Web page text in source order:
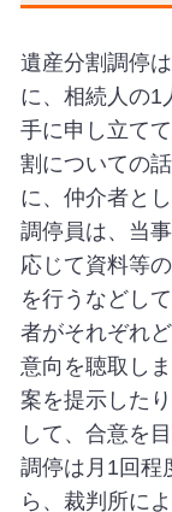
遺産分割調停
に、相続人の1
手に申し立て
割についての
に、仲介者と
調停員は、当
応じて資料等
を行うなどし
者がそれぞれ
意向を聴取し
案を提示した
して、合意を
調停は月1回程
ら、裁判所に